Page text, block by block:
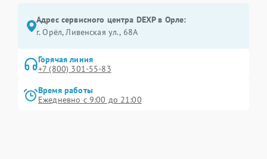
Адрес сервисного центра DEXP в Орле:
г. Орёл, Ливенская ул., 68А
Горячая линия
+7 (800) 301-55-83
Время работы
Ежедневно с 9:00 до 21:00